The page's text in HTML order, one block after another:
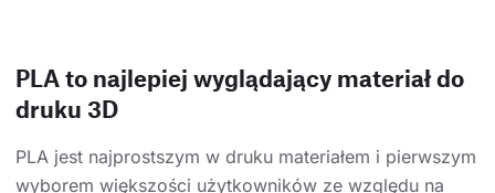
PLA to najlepiej wyglądający materiał do
druku 3D
PLA jest najprostszym w druku materiałem i pierwszym
wyborem większości użytkowników ze względu na